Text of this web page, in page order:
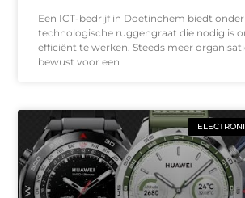
Een ICT-bedrijf in Doetinchem biedt
technologische ruggengraat die nodig is
efficiënt te werken. Steeds meer
bewust voor een